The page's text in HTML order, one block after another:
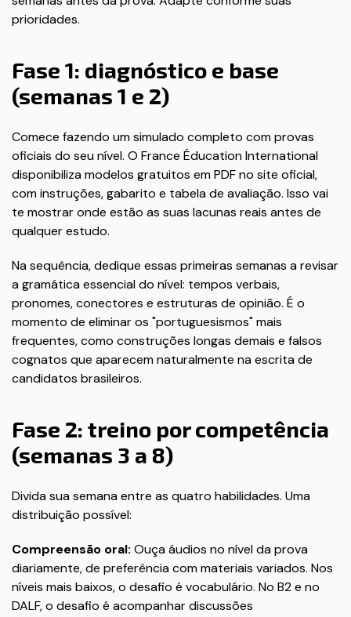
prioridades.
Fase 1: diagnóstico e base
(semanas 1 e 2)
Comece fazendo um simulado completo com provas
oficiais do seu nível. O France Éducation International
disponibiliza modelos gratuitos em PDF no site oficial,
com instruções, gabarito e tabela de avaliação. Isso vai
te mostrar onde estão as suas lacunas reais antes de
qualquer estudo.
Na sequência, dedique essas primeiras semanas a revisar
a gramática essencial do nível: tempos verbais,
pronomes, conectores e estruturas de opinião. É o
momento de eliminar os "portuguesismos" mais
frequentes, como construções longas demais e falsos
cognatos que aparecem naturalmente na escrita de
candidatos brasileiros.
Fase 2: treino por competência
(semanas 3 a 8)
Divida sua semana entre as quatro habilidades. Uma
distribuição possível:
Compreensão oral: Ouça áudios no nível da prova
diariamente, de preferência com materiais variados. Nos
níveis mais baixos, o desafio é vocabulário. No B2 e no
DALF, o desafio é acompanhar discussões